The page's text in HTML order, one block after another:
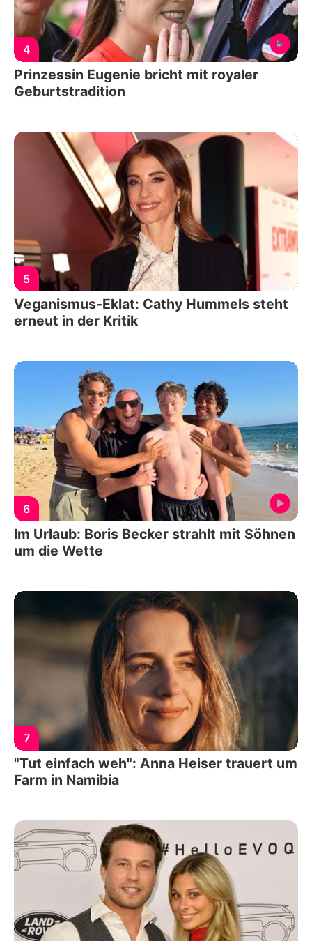
4
Prinzessin Eugenie bricht mit royaler
Geburtstradition
5
Veganismus-Eklat: Cathy Hummels steht
erneut in der Kritik
6
Im Urlaub: Boris Becker strahlt mit Söhnen
um die Wette
7
"Tut einfach weh": Anna Heiser trauert um
Farm in Namibia